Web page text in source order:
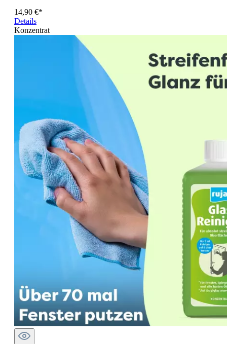
14,90 €*
Details
Konzentrat